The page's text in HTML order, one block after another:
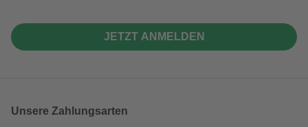
JETZT ANMELDEN
Unsere Zahlungsarten